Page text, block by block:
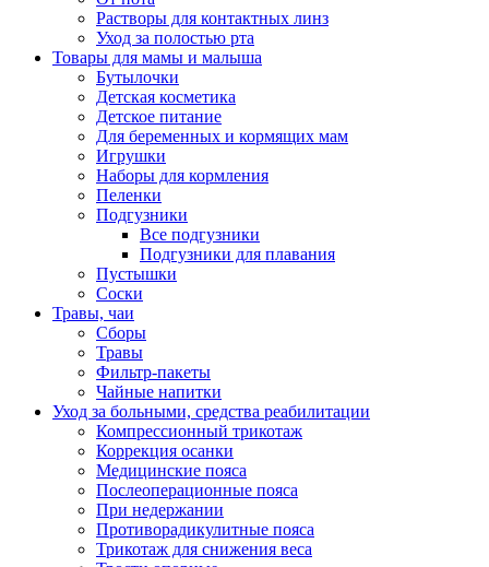
Растворы для контактных линз
Уход за полостью рта
Товары для мамы и малыша
Бутылочки
Детская косметика
Детское питание
Для беременных и кормящих мам
Игрушки
Наборы для кормления
Пеленки
Подгузники
Все подгузники
Подгузники для плавания
Пустышки
Соски
Травы, чаи
Сборы
Травы
Фильтр-пакеты
Чайные напитки
Уход за больными, средства реабилитации
Компрессионный трикотаж
Коррекция осанки
Медицинские пояса
Послеоперационные пояса
При недержании
Противорадикулитные пояса
Трикотаж для снижения веса